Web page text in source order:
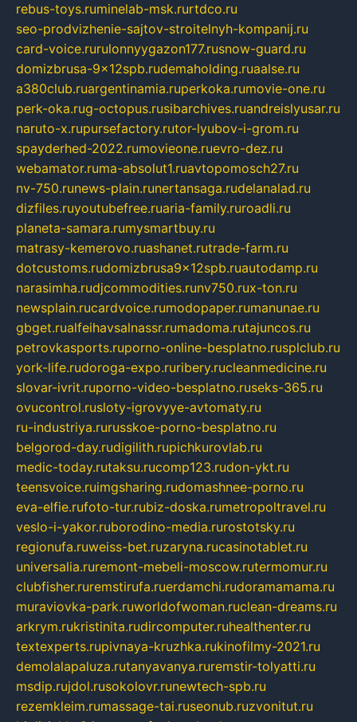
rebus-toys.ruminelab-msk.rurtdco.ru
seo-prodvizhenie-sajtov-stroitelnyh-kompanij.ru
card-voice.rurulonnyygazon177.rusnow-guard.ru
domizbrusa-9x12spb.rudemaholding.ruaalse.ru
a380club.ruargentinamia.ruperkoka.rumovie-one.ru
perk-oka.rug-octopus.rusibarchives.ruandreislyusar.ru
naruto-x.rupursefactory.rutor-lyubov-i-grom.ru
spayderhed-2022.rumovieone.ruevro-dez.ru
webamator.ruma-absolut1.ruavtopomosch27.ru
nv-750.runews-plain.runertansaga.rudelanalad.ru
dizfiles.ruyoutubefree.ruaria-family.ruroadli.ru
planeta-samara.rumysmartbuy.ru
matrasy-kemerovo.ruashanet.rutrade-farm.ru
dotcustoms.rudomizbrusa9x12spb.ruautodamp.ru
narasimha.rudjcommodities.runv750.rux-ton.ru
newsplain.rucardvoice.rumodopaper.rumanunae.ru
gbget.rualfeihavsalnassr.rumadoma.rutajuncos.ru
petrovkasports.ruporno-online-besplatno.rusplclub.ru
york-life.rudoroga-expo.ruribery.rucleanmedicine.ru
slovar-ivrit.ruporno-video-besplatno.ruseks-365.ru
ovucontrol.rusloty-igrovyye-avtomaty.ru
ru-industriya.rurusskoe-porno-besplatno.ru
belgorod-day.rudigilith.rupichkurovlab.ru
medic-today.rutaksu.rucomp123.rudon-ykt.ru
teensvoice.ruimgsharing.rudomashnee-porno.ru
eva-elfie.rufoto-tur.rubiz-doska.rumetropoltravel.ru
veslo-i-yakor.ruborodino-media.rurostotsky.ru
regionufa.ruweiss-bet.ruzaryna.rucasinotablet.ru
universalia.ruremont-mebeli-moscow.rutermomur.ru
clubfisher.ruremstirufa.ruerdamchi.rudoramamama.ru
muraviovka-park.ruworldofwoman.ruclean-dreams.ru
arkrym.rukristinita.rudircomputer.ruhealthenter.ru
textexperts.rupivnaya-kruzhka.rukinofilmy-2021.ru
demolalapaluza.rutanyavanya.ruremstir-tolyatti.ru
msdip.rujdol.rusokolovr.runewtech-spb.ru
rezemkleim.rumassage-tai.ruseonub.ruzvonitut.ru